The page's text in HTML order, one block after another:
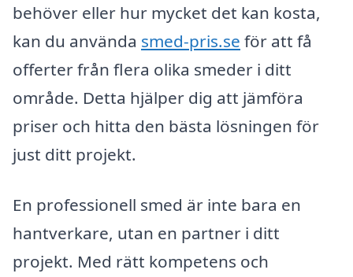
behöver eller hur mycket det kan kosta,
kan du använda smed-pris.se för att få
offerter från flera olika smeder i ditt
område. Detta hjälper dig att jämföra
priser och hitta den bästa lösningen för
just ditt projekt.
En professionell smed är inte bara en
hantverkare, utan en partner i ditt
projekt. Med rätt kompetens och